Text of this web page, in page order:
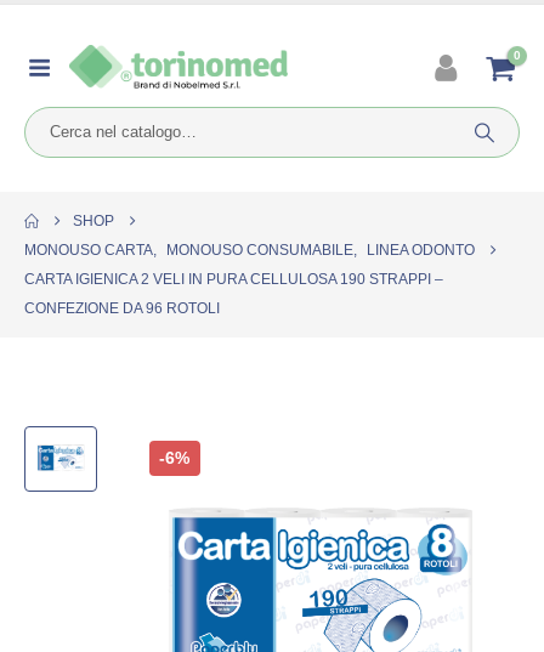
0
SHOP
MONOUSO CARTA, MONOUSO CONSUMABILE,
LINEA ODONTO
CARTA IGIENICA 2 VELI IN PURA CELLULOSA 190 STRAPPI –
CONFEZIONE DA 96 ROTOLI
-6%